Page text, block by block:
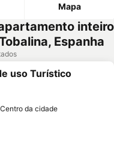
Mapa
inteiro
Espanha
aos favoritos
uso Turístico
Centro da cidade